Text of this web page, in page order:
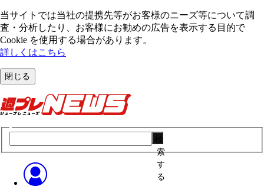
当サイトでは当社の提携先等がお客様のニーズ等について調
査・分析したり、お客様にお勧めの広告を表⽰する⽬的で
Cookie を使⽤する場合があります。
詳しくはこちら
閉じる
索
す
る